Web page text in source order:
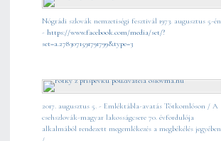
Nógrádi szlovák nemzetiségi fesztivál 1973. augusztus 5-én.
- https://www.facebook.com/media/set/?
set=a.2783071591791799&type=3
2017. augusztus 5. - Emléktábla-avatás Tótkomlóson / A
csehszlovák-magyar lakosságcsere 70. évfordulója
alkalmából rendezett megemlékezés a megbékélés jegyében